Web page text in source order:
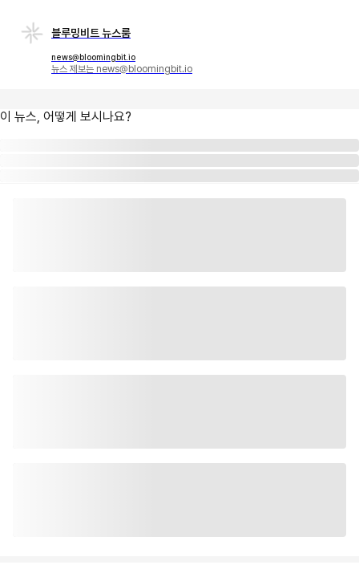
블루밍비트 뉴스룸
news@bloomingbit.io
뉴스 제보는 news@bloomingbit.io
이 뉴스, 어떻게 보시나요?